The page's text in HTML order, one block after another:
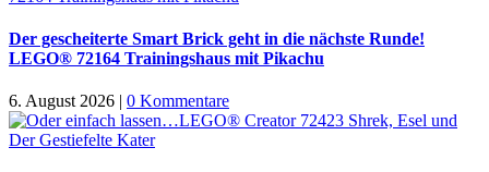
Der gescheiterte Smart Brick geht in die nächste Runde!
LEGO® 72164 Trainingshaus mit Pikachu
6. August 2026 0 Kommentare